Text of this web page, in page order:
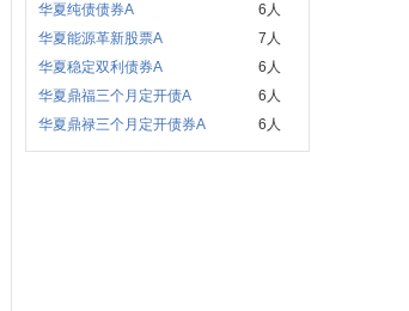
华夏纯债债券A
6人
华夏能源革新股票A
7人
华夏稳定双利债券A
6人
华夏鼎福三个月定开债A
6人
华夏鼎禄三个月定开债券A
6人